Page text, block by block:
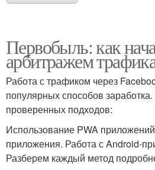
Первобыль: как
арбитражем
Работа с трафиком через
популярных способов
проверенных подходов:
Использование PWA
приложения. Работа с Android-
Разберем каждый метод